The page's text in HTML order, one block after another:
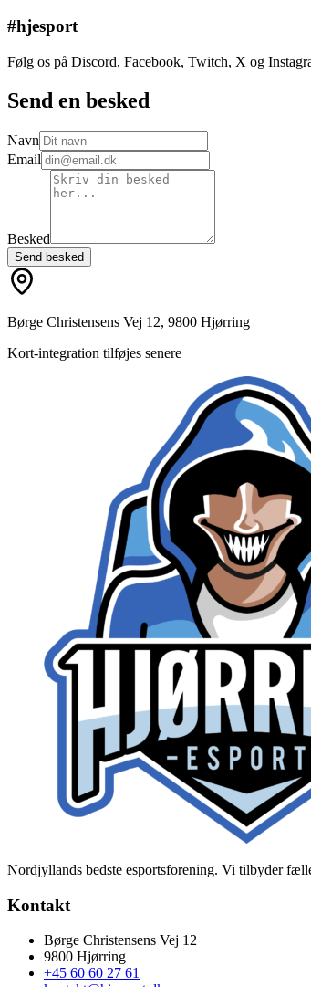
#hjesport
Følg os på Discord, Facebook, Twitch, X og
Send en besked
Navn
Email
Besked
Send besked
Børge Christensens Vej 12, 9800 Hjørring
Kort-integration tilføjes senere
Nordjyllands bedste esportsforening. Vi tilbyder
Kontakt
Børge Christensens Vej 12
9800 Hjørring
+45 60 60 27 61